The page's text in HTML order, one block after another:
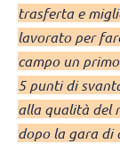
trasferta e
lavorato per
campo un
5 punti di
alla qualità del
dopo la gara di